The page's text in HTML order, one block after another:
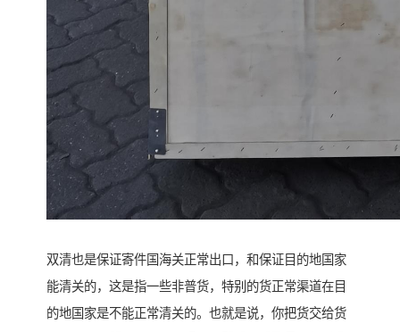
双清也是保证寄件国海关正常出口，和保证目的地国家
能清关的，这是指一些非普货，特别的货正常渠道在目
的地国家是不能正常清关的。也就是说，你把货交给货